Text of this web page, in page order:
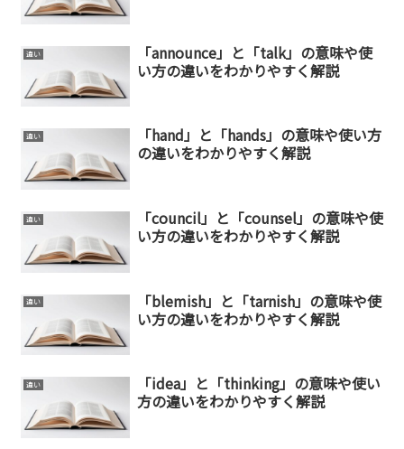
違い
「announce」と「talk」の意味や使
い方の違いをわかりやすく解説
違い
「hand」と「hands」の意味や使い方
の違いをわかりやすく解説
違い
「council」と「counsel」の意味や使
い方の違いをわかりやすく解説
違い
「blemish」と「tarnish」の意味や使
い方の違いをわかりやすく解説
違い
「idea」と「thinking」の意味や使い
方の違いをわかりやすく解説